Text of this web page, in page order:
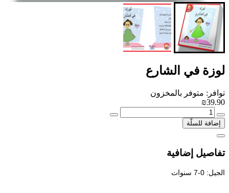
لوزة في الشارع
توافر: متوفر بالمخزون
₪39.90
إضافة للسلّة
تفاصيل إضافية
الجيل: 0-7 سنوات